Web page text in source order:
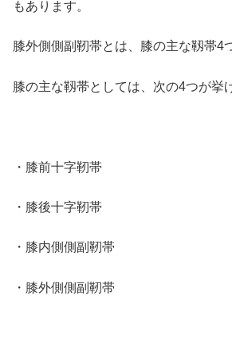
もあります。
膝外側側副靭帯とは、膝の主な靱帯4
膝の主な靱帯としては、次の4つが挙
・膝前十字靭帯
・膝後十字靭帯
・膝内側側副靭帯
・膝外側側副靭帯